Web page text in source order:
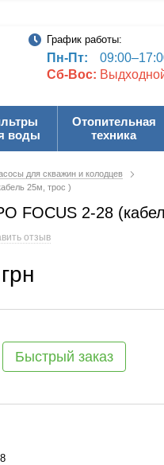
График работы:
Пн-Пт:
Сб-Вос:
воды
Отопительная
техника
для скважин и колодцев
25м, трос )
FOCUS 2-28
отзыв
Быстрый заказ